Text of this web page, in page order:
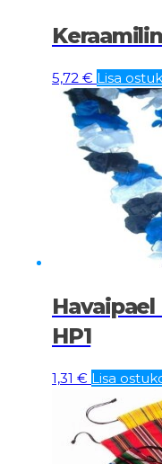
5,72 € Lisa
HP1
1,31 € Lisa